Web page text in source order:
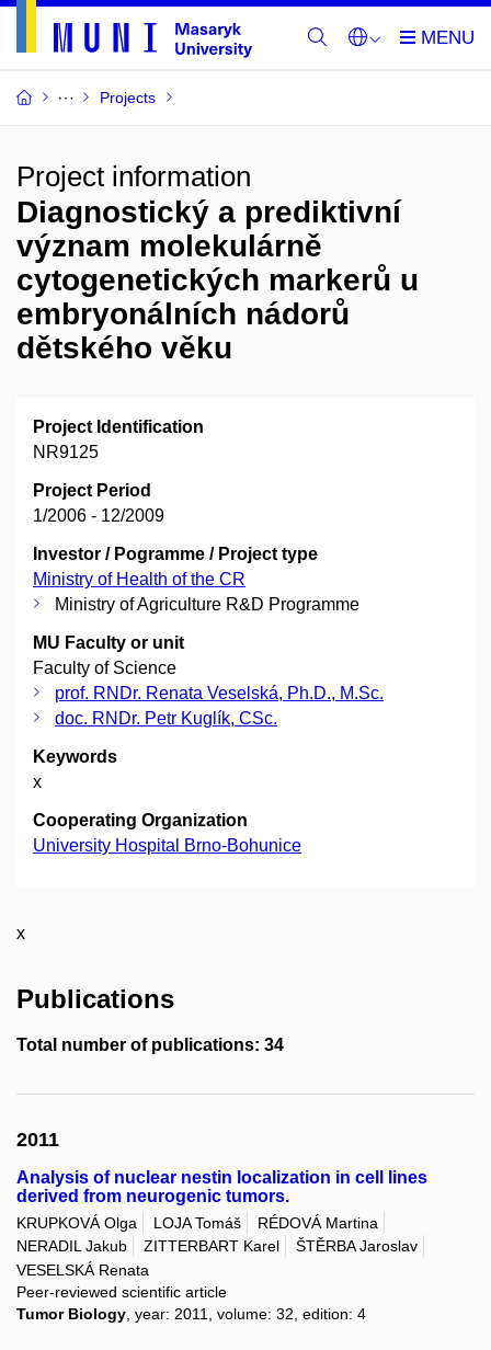
Projects
Project information
Diagnostický a prediktivní
význam molekulárně
cytogenetických markerů u
embryonálních nádorů
dětského věku
Project Identification
NR9125
Project Period
1/2006 - 12/2009
Investor / Pogramme / Project type
Ministry of Health of the CR
Ministry of Agriculture R&D Programme
MU Faculty or unit
Faculty of Science
prof. RNDr. Renata Veselská, Ph.D., M.Sc.
doc. RNDr. Petr Kuglík, CSc.
Keywords
x
Cooperating Organization
University Hospital Brno-Bohunice
x
Publications
Total number of publications: 34
2011
Analysis of nuclear nestin localization in cell lines
derived from neurogenic tumors.
KRUPKOVÁ Olga LOJA Tomáš
RÉDOVÁ Martina
NERADIL Jakub
ZITTERBART Karel
ŠTĚRBA Jaroslav
VESELSKÁ Renata
Peer-reviewed scientific article
Tumor Biology , year: 2011, volume: 32, edition: 4